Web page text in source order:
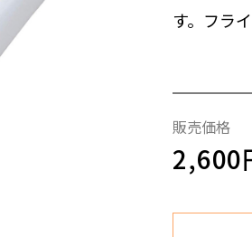
す。フラ
販売価格
2,600